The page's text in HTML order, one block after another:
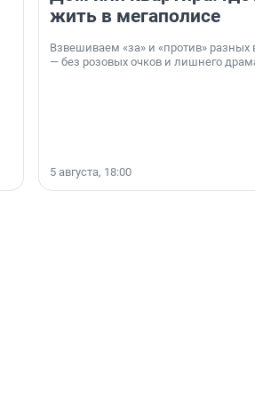
жить в мегаполисе
Взвешиваем «за» и «против» разных
— без розовых очков и лишнего
5 августа, 18:00